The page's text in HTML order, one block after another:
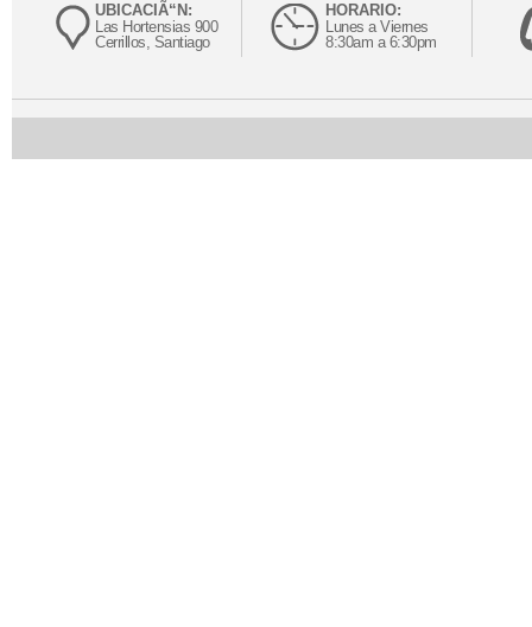
UBICACIÃ“N:
Las Hortensias 900
Cerrillos, Santiago
HORARIO:
Lunes a Viernes
8:30am a 6:30pm